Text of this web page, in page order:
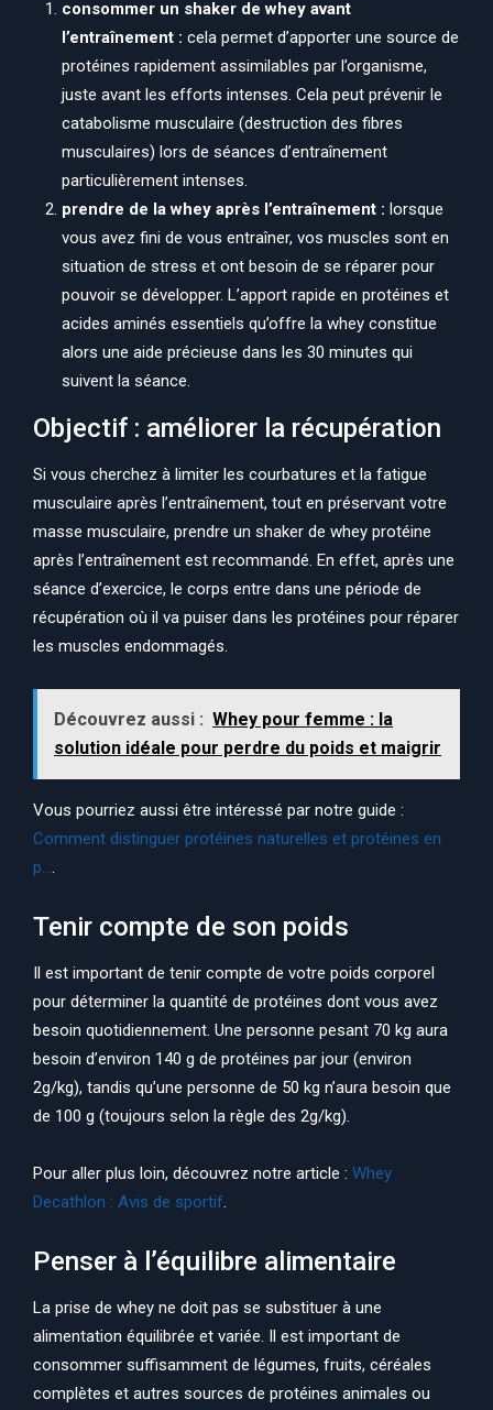
consommer un shaker de whey avant
l’entraînement : cela permet d’apporter une source de
protéines rapidement assimilables par l’organisme,
juste avant les efforts intenses. Cela peut prévenir le
catabolisme musculaire (destruction des fibres
musculaires) lors de séances d’entraînement
particulièrement intenses.
prendre de la whey après l’entraînement : lorsque
vous avez fini de vous entraîner, vos muscles sont en
situation de stress et ont besoin de se réparer pour
pouvoir se développer. L’apport rapide en protéines et
acides aminés essentiels qu’offre la whey constitue
alors une aide précieuse dans les 30 minutes qui
suivent la séance.
Objectif : améliorer la récupération
Si vous cherchez à limiter les courbatures et la fatigue
musculaire après l’entraînement, tout en préservant votre
masse musculaire, prendre un shaker de whey protéine
après l’entraînement est recommandé. En effet, après une
séance d’exercice, le corps entre dans une période de
récupération où il va puiser dans les protéines pour réparer
les muscles endommagés.
Découvrez aussi : Whey pour femme : la
solution idéale pour perdre du poids et maigrir
Vous pourriez aussi être intéressé par notre guide :
Comment distinguer protéines naturelles et protéines en
p….
Tenir compte de son poids
Il est important de tenir compte de votre poids corporel
pour déterminer la quantité de protéines dont vous avez
besoin quotidiennement. Une personne pesant 70 kg aura
besoin d’environ 140 g de protéines par jour (environ
2g/kg), tandis qu’une personne de 50 kg n’aura besoin que
de 100 g (toujours selon la règle des 2g/kg).
Pour aller plus loin, découvrez notre article : Whey
Decathlon : Avis de sportif.
Penser à l’équilibre alimentaire
La prise de whey ne doit pas se substituer à une
alimentation équilibrée et variée. Il est important de
consommer suffisamment de légumes, fruits, céréales
complètes et autres sources de protéines animales ou